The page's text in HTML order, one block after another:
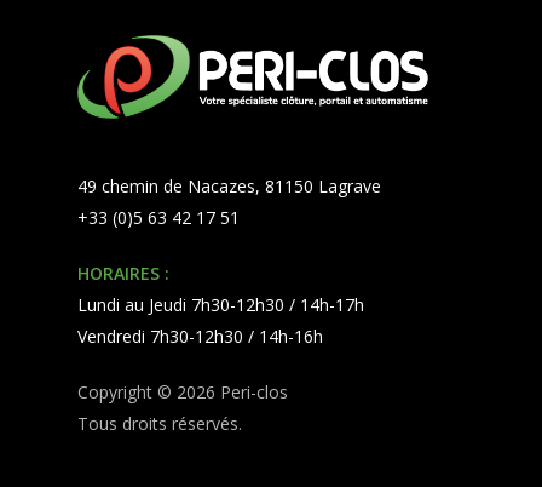
49 chemin de Nacazes, 81150 Lagrave
+33 (0)5 63 42 17 51
HORAIRES :
Lundi au Jeudi 7h30-12h30 / 14h-17h
Vendredi 7h30-12h30 / 14h-16h
Copyright © 2026 Peri-clos
Tous droits réservés.